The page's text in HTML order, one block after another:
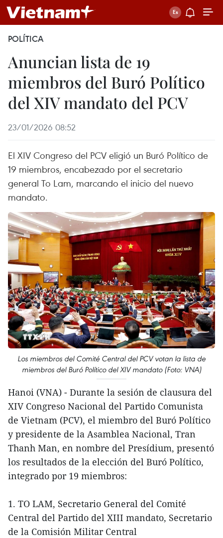
POLÍTICA
Anuncian lista de 19
miembros del Buró Político
del XIV mandato del PCV
23/01/2026 08:52
El XIV Congreso del PCV eligió un Buró Político de
19 miembros, encabezado por el secretario
general To Lam, marcando el inicio del nuevo
mandato.
Los miembros del Comité Central del PCV votan la lista de
miembros del Buró Político del XIV mandato (Foto: VNA)
Hanoi (VNA) - Durante la sesión de clausura del
XIV Congreso Nacional del Partido Comunista
de Vietnam (PCV), el miembro del Buró Político
y presidente de la Asamblea Nacional, Tran
Thanh Man, en nombre del Presídium, presentó
los resultados de la elección del Buró Político,
integrado por 19 miembros:
1. TO LAM, Secretario General del Comité
Central del Partido del XIII mandato, Secretario
de la Comisión Militar Central